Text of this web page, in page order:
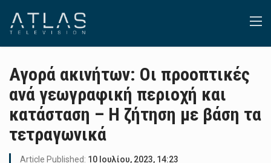
Αγορά ακινήτων: Οι προοπτικές
ανά γεωγραφική περιοχή και
κατάσταση – Η ζήτηση με βάση τα
τετραγωνικά
Article Published: 10 Ιουλίου, 2023, 14:23